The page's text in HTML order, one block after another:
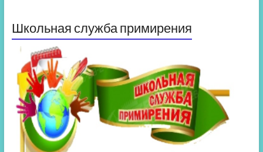
Школьная служба примирения